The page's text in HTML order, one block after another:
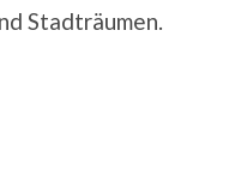
Stadträumen.